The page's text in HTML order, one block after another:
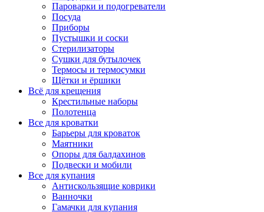
Пароварки и подогреватели
Посуда
Приборы
Пустышки и соски
Стерилизаторы
Сушки для бутылочек
Термосы и термосумки
Щётки и ёршики
Всё для крещения
Крестильные наборы
Полотенца
Все для кроватки
Барьеры для кроваток
Маятники
Опоры для балдахинов
Подвески и мобили
Все для купания
Антискользящие коврики
Ванночки
Гамачки для купания